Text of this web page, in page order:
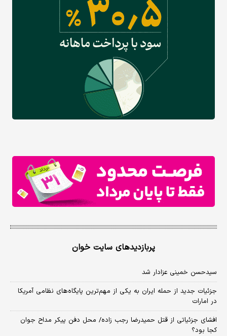
پربازدیدهای سایت خوان
سیدحسن خمینی عزادار شد
جزئیات جدید از حمله ایران به یکی از مهم‌ترین پایگاه‌های نظامی آمریکا
در امارات
افشای جزئیاتی از قتل حمیدرضا رجب زاده/ محل دفن پیکر مداح جوان
کجا بود؟